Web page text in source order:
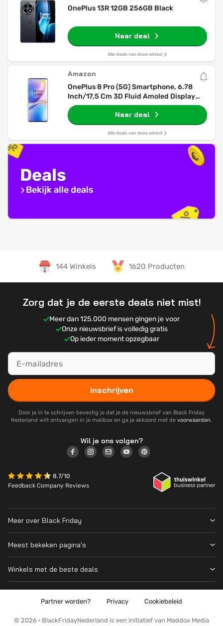
OnePlus 13R 12GB 256GB Black
Naar deal
Alle deals van deze winkel
Amazon
OnePlus 8 Pro (5G) Smartphone, 6.78
Inch/17,5 Cm 3D Fluid Amoled Display
120Hz, 12 GB RAM + 256 GB Opslag, Quad
Camera, Draadloos Snelladen, Dual Sim,
Ultramarine Blue
Naar deal
Alle deals van deze winkel
Deals
Bekijk alle deals
144 Winkels 1620 Producten
Zorg dat je de eerste deals niet mist!
Meer dan 125.000 mensen gingen je voor
Onze nieuwsbrief is volledig gratis
Op ieder moment opzegbaar
Inschrijven
Door je in te schrijven bevestig je dat je de nieuwsbrief van Black Friday
Nederland wilt ontvangen in je mailbox en ga je akkoord met de voorwaarden.
Wil je ons volgen?
8.7/10
Feedback Company Reviews
Meer over Black Friday
Wanneer is Black Friday?
Cyber Monday 2026
Over ons
Kennis en advies
Meest bekeken pagina's
Prijsvergelijker
PS5
Winkels met de beste deals
© 2026 · BlackFridayNederland is een initiatief van Maddox Media
Partner worden? Privacy Cookiebeleid